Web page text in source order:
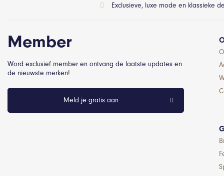
Exclusieve, luxe mode en klassieke
Member
Word exclusief member en ontvang de laatste updates en
de nieuwste merken!
Meld je gratis aan